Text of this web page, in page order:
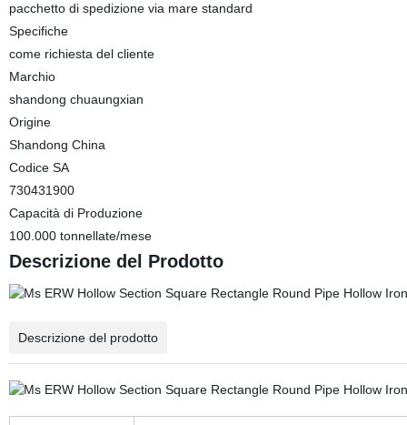
pacchetto di spedizione via mare standard
Specifiche
come richiesta del cliente
Marchio
shandong chuaungxian
Origine
Shandong China
Codice SA
730431900
Capacità di Produzione
100.000 tonnellate/mese
Descrizione del Prodotto
Descrizione del prodotto